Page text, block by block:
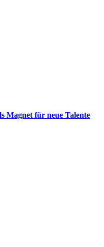
Magnet für neue Talente